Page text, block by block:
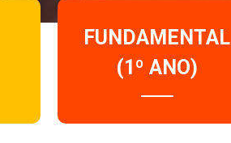
FUNDAMENTAL
(1º ANO)